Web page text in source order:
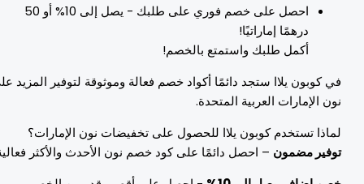
احصل على خصم فوري على طلبك - يصل إلى 10% أو 50
درهمًا إماراتيًا!
أكمل طلبك واستمتع بالخصم!
كوبون يلاا ستجد دائمًا أكواد خصم فعالة وموثوقة لتوفير المزيد على
الإمارات العربية المتحدة.
تستخدم كوبون يلاا للحصول على تخفيضات نون الإمارات؟
مضمون– احصل دائمًا على كود خصم نون الأحدث والأكثر فعالية.